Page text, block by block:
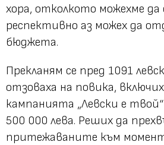
хора, отколкото можехме да
респективно аз можех да
бюджета.
Прекланям се пред 1091
отзоваха на повика,
кампанията „Левски е
500 000 лева. Реших да
притежаваните към